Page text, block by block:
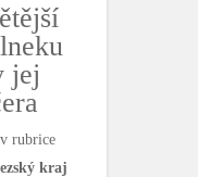
jej
v rubrice
kraj